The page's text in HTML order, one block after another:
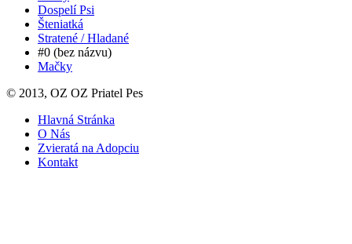
Dospelí Psi
Šteniatká
Stratené / Hladané
#0 (bez názvu)
Mačky
© 2013, OZ OZ Priatel Pes
Hlavná Stránka
O Nás
Zvieratá na Adopciu
Kontakt